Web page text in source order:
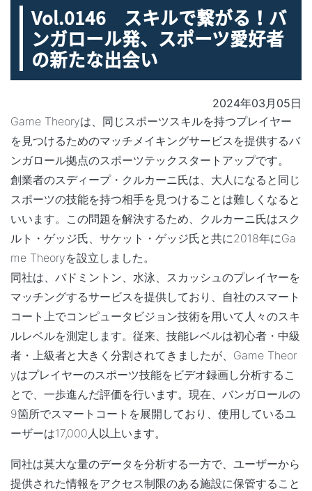
Vol.0146 スキルで繋がる！バ
ンガロール発、スポーツ愛好者
の新たな出会い
2024年03月05日
Game Theoryは、同じスポーツスキルを持つプレイヤー
を見つけるためのマッチメイキングサービスを提供するバ
ンガロール拠点のスポーツテックスタートアップです。
創業者のスディープ・クルカーニ氏は、大人になると同じ
スポーツの技能を持つ相手を見つけることは難しくなると
いいます。この問題を解決するため、クルカーニ氏はスク
ルト・ゲッジ氏、サケット・ゲッジ氏と共に2018年にGa
me Theoryを設立しました。
同社は、バドミントン、水泳、スカッシュのプレイヤーを
マッチングするサービスを提供しており、自社のスマート
コート上でコンピュータビジョン技術を用いて人々のスキ
ルレベルを測定します。従来、技能レベルは初心者・中級
者・上級者と大きく分割されてきましたが、Game Theor
yはプレイヤーのスポーツ技能をビデオ録画し分析するこ
とで、一歩進んだ評価を行います。現在、バンガロールの
9箇所でスマートコートを展開しており、使用しているユ
ーザーは17,000人以上います。
同社は莫大な量のデータを分析する一方で、ユーザーから
提供された情報をアクセス制限のある施設に保管すること